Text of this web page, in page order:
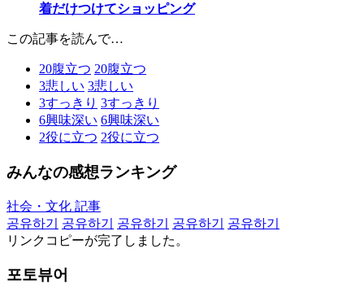
着だけつけてショッピング
この記事を読んで…
20腹立つ 20腹立つ
3悲しい 3悲しい
3すっきり 3すっきり
6興味深い 6興味深い
2役に立つ 2役に立つ
みんなの感想ランキング
社会・文化 記事
공유하기
공유하기 공유하기 공유하기
공유하기
リンクコピーが完了しました。
포토뷰어